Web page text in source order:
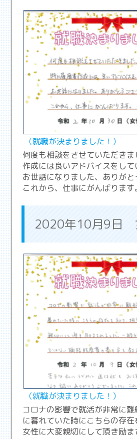
（就職が決まりました！）
何度も相談をさせていただき
作成には良いアドバイスをして
お世話になりました、ありがと
これから、仕事にがんばります。
2020年10月9日
（就職が決まりました！）
コロナの影響で就活が非常に
に暮れていた時にこちらの存
女性に大変親切にして頂き励